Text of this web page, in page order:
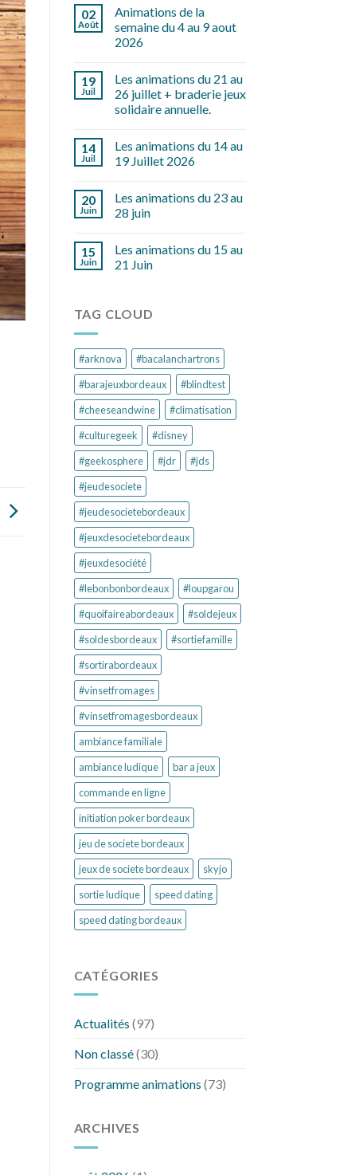
02
Août
Animations de la
semaine du 4 au 9 aout
2026
19
Juil
Les animations du 21 au
26 juillet + braderie jeux
solidaire annuelle.
14
Juil
Les animations du 14 au
19 Juillet 2026
20
Juin
Les animations du 23 au
28 juin
15
Juin
Les animations du 15 au
21 Juin
TAG CLOUD
#arknova
#bacalanchartrons
#barajeuxbordeaux
#blindtest
#cheeseandwine
#climatisation
#culturegeek
#disney
#geekosphere
#jdr
#jds
#jeudesociete
#jeudesocietebordeaux
#jeuxdesocietebordeaux
#jeuxdesociété
#lebonbonbordeaux
#loupgarou
#quoifaireabordeaux
#soldejeux
#soldesbordeaux
#sortiefamille
#sortirabordeaux
#vinsetfromages
#vinsetfromagesbordeaux
ambiance familiale
ambiance ludique
bar a jeux
commande en ligne
initiation poker bordeaux
jeu de societe bordeaux
jeux de societe bordeaux
skyjo
sortie ludique
speed dating
speed dating bordeaux
CATÉGORIES
Actualités (97)
Non classé(30)
Programme animations (73)
ARCHIVES